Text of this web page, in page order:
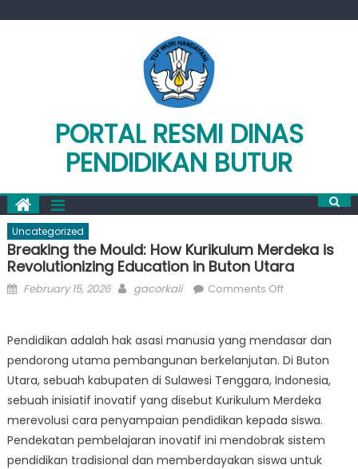
PORTAL RESMI DINAS
PENDIDIKAN BUTUR
Uncategorized
Breaking the Mould: How Kurikulum Merdeka is
Revolutionizing Education in Buton Utara
Posted
February 15, 2026 Author
gacorkali Comments Offon
Mould:
How
Kurikulum
Merdeka
is
Education
Pendidikan adalah hak asasi manusia yang mendasar dan
pendorong utama pembangunan berkelanjutan. Di Buton
Utara, sebuah kabupaten di Sulawesi Tenggara, Indonesia,
sebuah inisiatif inovatif yang disebut Kurikulum Merdeka
merevolusi cara penyampaian pendidikan kepada siswa.
Pendekatan pembelajaran inovatif ini mendobrak sistem
pendidikan tradisional dan memberdayakan siswa untuk